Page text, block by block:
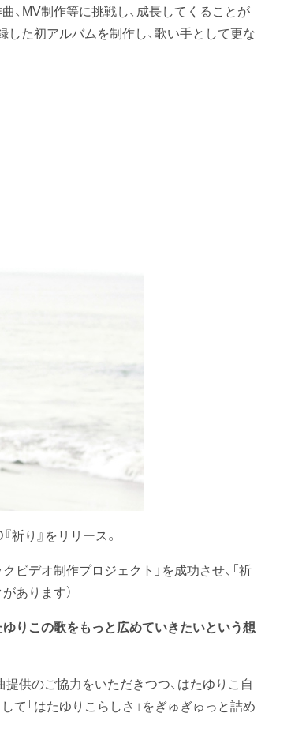
、MV制作等に挑戦し、成長してくることが
た初アルバムを制作し、歌い手として更な
り』をリリース。
ビデオ制作プロジェクト」を成功させ、「祈
あります）
りこの歌をもっと広めていきたいという想
供のご協力をいただきつつ、はたゆりこ自
「はたゆりこらしさ」をぎゅぎゅっと詰め